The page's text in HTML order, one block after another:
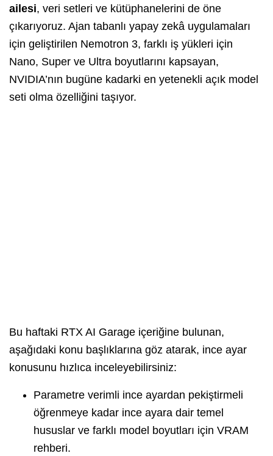
ailesi, veri setleri ve kütüphanelerini de öne
çıkarıyoruz. Ajan tabanlı yapay zekâ uygulamaları
için geliştirilen Nemotron 3, farklı iş yükleri için
Nano, Super ve Ultra boyutlarını kapsayan,
NVIDIA’nın bugüne kadarki en yetenekli açık model
seti olma özelliğini taşıyor.
Bu haftaki RTX AI Garage içeriğine bulunan,
aşağıdaki konu başlıklarına göz atarak, ince ayar
konusunu hızlıca inceleyebilirsiniz:
Parametre verimli ince ayardan pekiştirmeli
öğrenmeye kadar ince ayara dair temel
hususlar ve farklı model boyutları için VRAM
rehberi.